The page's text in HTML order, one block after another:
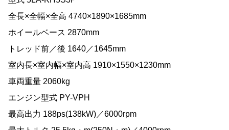
全長×全幅×全高 4740×1890×1685mm
ホイールベース 2870mm
トレッド前／後 1640／1645mm
室内長×室内幅×室内高 1910×1550×1230mm
車両重量 2060kg
エンジン型式 PY-VPH
最高出力 188ps(138kW)／6000rpm